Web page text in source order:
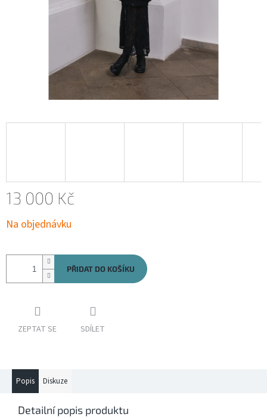
13 000 Kč
cena:
Na objednávku
PŘIDAT DO KOŠÍKU
ZEPTAT SE SDÍLET
Popis Diskuze
Detailní popis produktu